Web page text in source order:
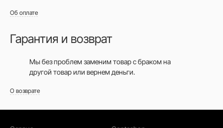
Об оплате
Гарантия и возврат
Мы без проблем заменим товар с браком на
другой товар или вернем деньги.
О возврате